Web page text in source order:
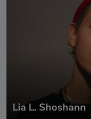
Lia L. Shoshann